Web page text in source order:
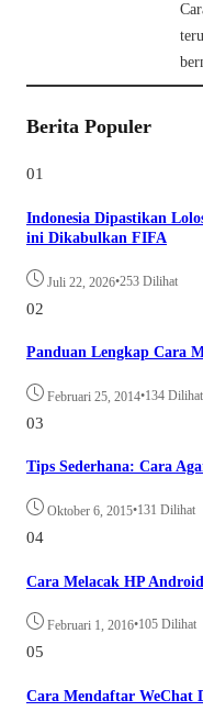
Berita Populer
01
Indonesia Dipastikan
ini Dikabulkan FIFA
Juli 22, 2026•253 Dilihat
02
Panduan Lengkap Cara
Februari 25, 2014•134 Dilihat
03
Tips Sederhana: Cara
Oktober 6, 2015•131 Dilihat
04
Cara Melacak HP
Februari 1, 2016•105 Dilihat
05
Cara Mendaftar WeChat